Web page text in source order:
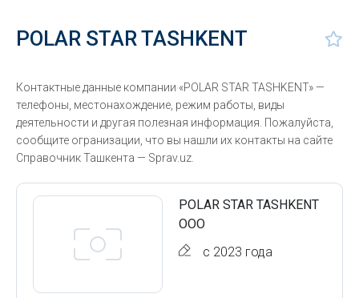
POLAR STAR TASHKENT
Контактные данные компании «POLAR STAR TASHKENT» —
телефоны, местонахождение, режим работы, виды
деятельности и другая полезная информация. Пожалуйста,
сообщите огранизации, что вы нашли их контакты на сайте
Справочник Ташкента — Sprav.uz.
POLAR STAR TASHKENT
ООО
с 2023 года